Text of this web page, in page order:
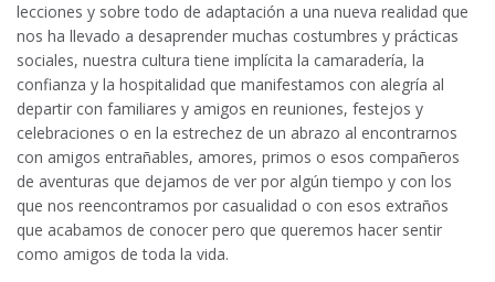
lecciones y sobre todo de adaptación a una nueva realidad que
nos ha llevado a desaprender muchas costumbres y prácticas
sociales, nuestra cultura tiene implícita la camaradería, la
confianza y la hospitalidad que manifestamos con alegría al
departir con familiares y amigos en reuniones, festejos y
celebraciones o en la estrechez de un abrazo al encontrarnos
con amigos entrañables, amores, primos o esos compañeros
de aventuras que dejamos de ver por algún tiempo y con los
que nos reencontramos por casualidad o con esos extraños
que acabamos de conocer pero que queremos hacer sentir
como amigos de toda la vida.